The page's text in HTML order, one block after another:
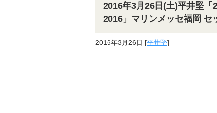
2016年3月26日(土)平井堅
2016」マリンメッセ福岡 セ
2016年3月26日 [平井堅]